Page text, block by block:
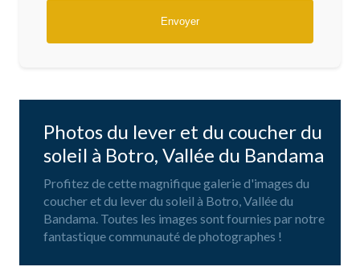
Photos du lever et du coucher du
soleil à Botro, Vallée du Bandama
Profitez de cette magnifique galerie d'images du
coucher et du lever du soleil à Botro, Vallée du
Bandama. Toutes les images sont fournies par notre
fantastique communauté de photographes !